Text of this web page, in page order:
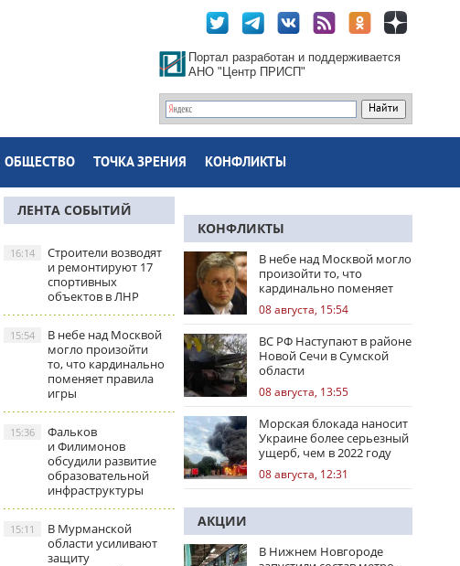
Портал разработан и поддерживается
АНО "Центр ПРИСП"
ОБЩЕСТВО ТОЧКА ЗРЕНИЯ КОНФЛИКТЫ
ЛЕНТА СОБЫТИЙ
Строители возводят
и ремонтируют 17
спортивных
объектов в ЛНР
16:14
В небе над Москвой
могло произойти
то, что кардинально
поменяет правила
игры
15:54
Фальков
и Филимонов
обсудили развитие
образовательной
инфраструктуры
15:36
В Мурманской
области усиливают
защиту
15:11
КОНФЛИКТЫ
В небе над Москвой могло
произойти то, что
кардинально поменяет
правила игры
08 августа, 15:54
ВС РФ Наступают в районе
Новой Сечи в Сумской
области
08 августа, 13:55
Морская блокада наносит
Украине более серьезный
ущерб, чем в 2022 году
08 августа, 12:31
АКЦИИ
В Нижнем Новгороде